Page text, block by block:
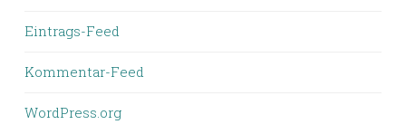
Eintrags-Feed
Kommentar-Feed
WordPress.org